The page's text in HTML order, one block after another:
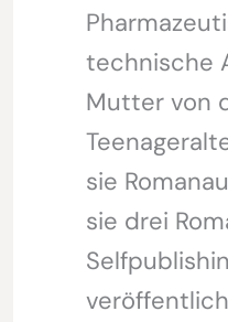
technische
Mutter von
sie
sie drei